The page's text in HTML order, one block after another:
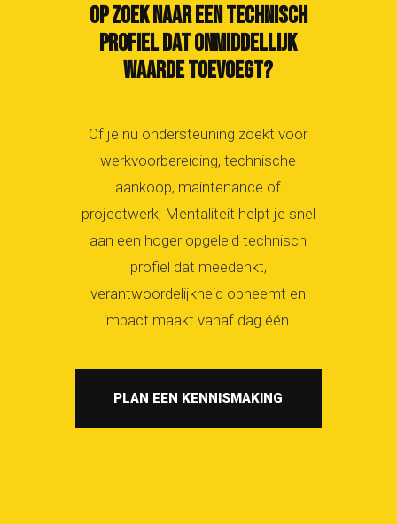
OP ZOEK NAAR EEN TECHNISCH
PROFIEL DAT ONMIDDELLIJK
WAARDE TOEVOEGT?
Of je nu ondersteuning zoekt voor
werkvoorbereiding, technische
aankoop, maintenance of
projectwerk, Mentaliteit helpt je snel
aan een hoger opgeleid technisch
profiel dat meedenkt,
verantwoordelijkheid opneemt en
impact maakt vanaf dag één.
PLAN EEN KENNISMAKING